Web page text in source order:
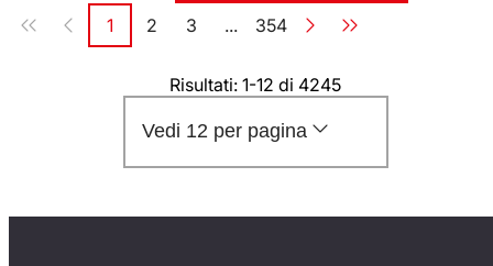
Paginazione
Pagina
1 Pagina
2 Pagina
3 ... Pagina
354
Risultati: 1-12 di 4245
Vedi 12 per pagina